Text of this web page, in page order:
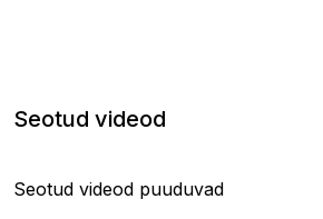
Seotud videod
Seotud videod puuduvad